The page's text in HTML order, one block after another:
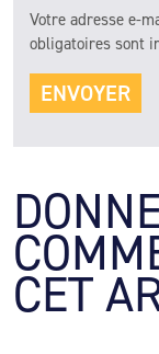
Votre adresse e-
obligatoires sont
CET